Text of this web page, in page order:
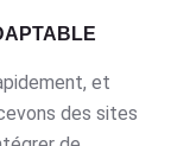
et
des sites